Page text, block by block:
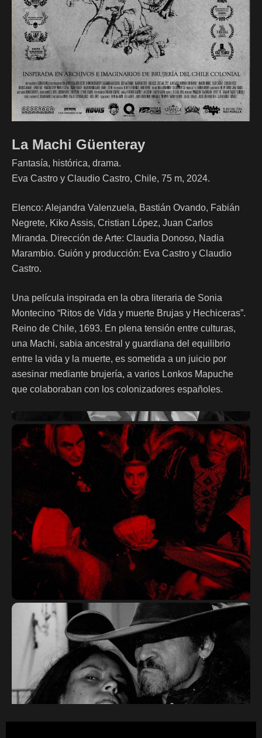
La Machi Güenteray
Fantasía, histórica, drama.
Eva Castro y Claudio Castro, Chile, 75 m, 2024.
Elenco: Alejandra Valenzuela, Bastián Ovando, Fabián
Negrete, Kiko Assis, Cristian López, Juan Carlos
Miranda. Dirección de Arte: Claudia Donoso, Nadia
Marambio. Guión y producción: Eva Castro y Claudio
Castro.
Una película inspirada en la obra literaria de Sonia
Montecino “Ritos de Vida y muerte Brujas y Hechiceras”.
Reino de Chile, 1693. En plena tensión entre culturas,
una Machi, sabia ancestral y guardiana del equilibrio
entre la vida y la muerte, es sometida a un juicio por
asesinar mediante brujería, a varios Lonkos Mapuche
que colaboraban con los colonizadores españoles.